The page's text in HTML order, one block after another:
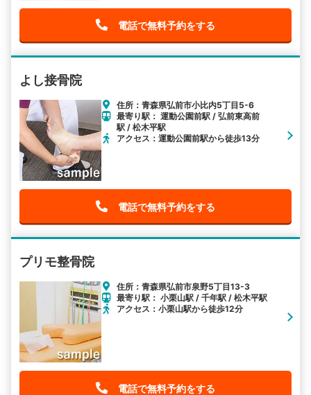
電話で無料予約をする
よし接骨院
住所：青森県弘前市小比内5丁目5-6
最寄り駅： 運動公園前駅 / 弘前東高前
駅 / 松木平駅
アクセス：運動公園前駅から徒歩13分
電話で無料予約をする
プリモ整骨院
住所：青森県弘前市泉野5丁目13-3
最寄り駅： 小栗山駅 / 千年駅 / 松木平駅
アクセス：小栗山駅から徒歩12分
電話で無料予約をする